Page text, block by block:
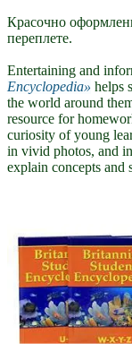
Красочно
переплете.
Entertaining and
Encyclopedia
helps
the world around
resource for
curiosity of young
in vivid photos, and
explain concepts and